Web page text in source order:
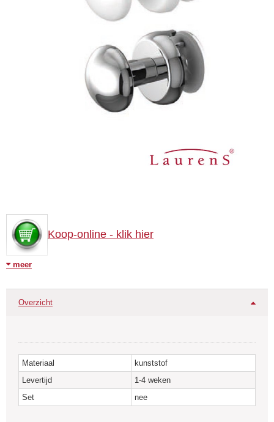
Koop-online - klik hier
badkamerradiator worden ingeschroefd.
Ook achteraf na installatie van de radiator is montage van deze
meer
Overzicht
Materiaal
kunststof
Levertijd
1-4 weken
Set
nee